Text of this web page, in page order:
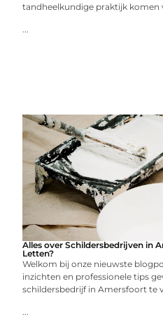
tandheelkundige praktijk komen
...
Alles over Schildersbedrijven in
Letten?
Welkom bij onze nieuwste
inzichten en professionele tips
schildersbedrijf in Amersfoort te
...